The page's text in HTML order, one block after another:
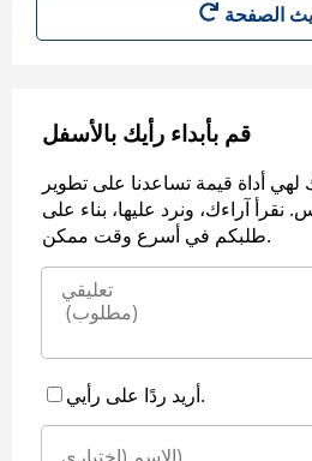
قم بأبداء رأيك بالأسفل
لهي أداة قيمة تساعدنا على تطوير
آراءك، ونرد عليها، بناء على
طلبكم في أسرع وقت ممكن.
أريد ردًا على رأيي.